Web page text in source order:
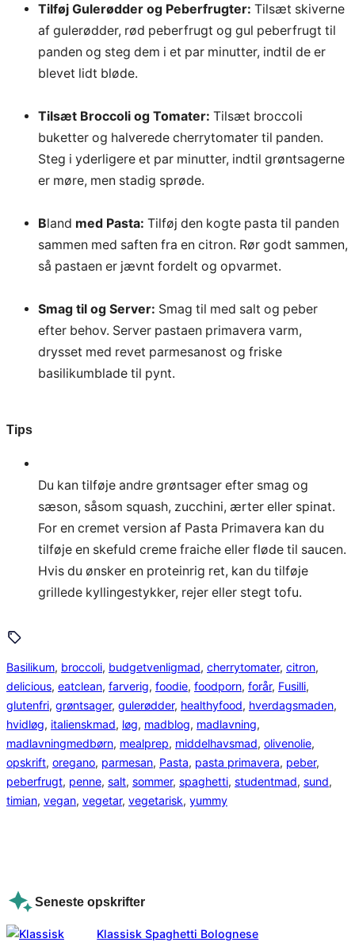
Tilføj Gulerødder og Peberfrugter: Tilsæt skiverne
af gulerødder, rød peberfrugt og gul peberfrugt til
panden og steg dem i et par minutter, indtil de er
blevet lidt bløde.
Tilsæt Broccoli og Tomater: Tilsæt broccoli
buketter og halverede cherrytomater til panden.
Steg i yderligere et par minutter, indtil grøntsagerne
er møre, men stadig sprøde.
Bland med Pasta: Tilføj den kogte pasta til panden
sammen med saften fra en citron. Rør godt sammen,
så pastaen er jævnt fordelt og opvarmet.
Smag til og Server: Smag til med salt og peber
efter behov. Server pastaen primavera varm,
drysset med revet parmesanost og friske
basilikumblade til pynt.
Tips
Du kan tilføje andre grøntsager efter smag og
sæson, såsom squash, zucchini, ærter eller spinat.
For en cremet version af Pasta Primavera kan du
tilføje en skefuld creme fraiche eller fløde til saucen.
Hvis du ønsker en proteinrig ret, kan du tilføje
grillede kyllingestykker, rejer eller stegt tofu.
Basilikum, broccoli, budgetvenligmad, cherrytomater, citron
delicious, eatclean, farverig, foodie, foodporn, forår, Fusilli
glutenfri, grøntsager, gulerødder, healthyfood, hverdagsmaden
hvidløg, italienskmad, løg, madblog, madlavning
madlavningmedbørn, mealprep, middelhavsmad, olivenolie
opskrift, oregano, parmesan, Pasta, pasta primavera, peber
peberfrugt, penne, salt, sommer, spaghetti, studentmad, sund
timian, vegan, vegetar, vegetarisk, yummy
Seneste opskrifter
Klassisk Spaghetti Bolognese